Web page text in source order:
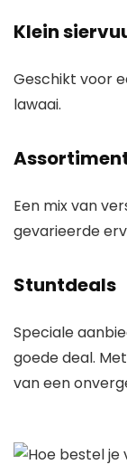
Klein
Geschikt voor
lawaai.
Een mix van
gevarieerde
Stuntdeals
Speciale
goede deal.
van een